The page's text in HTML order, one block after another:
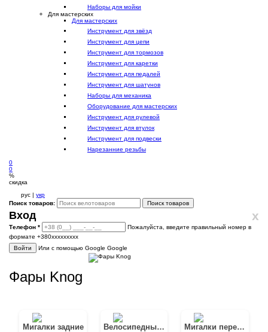
Наборы для мойки
Для мастерских
Для мастерских
Инструмент для звёзд
Инструмент для цепи
Инструмент для тормозов
Инструмент для каретки
Инструмент для педалей
Инструмент для шатунов
Наборы для механика
Оборудование для мастерских
Инструмент для рулевой
Инструмент для втулок
Инструмент для подвески
Нарезанние резьбы
0
0
%
скидка
рус | укр
Поиск товаров:
Поиск товаров
x
Вход
Телефон *
Пожалуйста, введите правильный номер в
формате +380ххххххххх
Войти
Или с помощью Google Google
Фары Knog
Мигалки задние Велосипедные звонки Мигалки передние